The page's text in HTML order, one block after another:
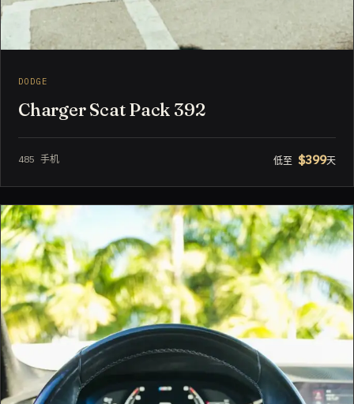
DODGE
Charger Scat Pack 392
485 手机 低至 $399天